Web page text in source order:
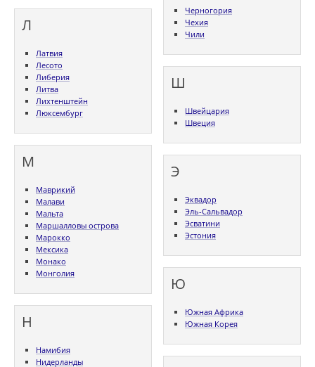
Л
Латвия
Лесото
Либерия
Литва
Лихтенштейн
Люксембург
М
Маврикий
Малави
Мальта
Маршалловы острова
Марокко
Мексика
Монако
Монголия
Н
Намибия
Нидерланды
Черногория
Чехия
Чили
Ш
Швейцария
Швеция
Э
Эквадор
Эль-Сальвадор
Эсватини
Эстония
Ю
Южная Африка
Южная Корея